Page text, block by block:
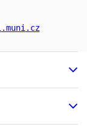
.muni .cz